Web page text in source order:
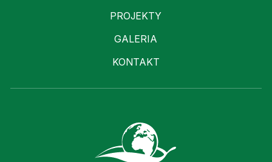
PROJEKTY
GALERIA
KONTAKT